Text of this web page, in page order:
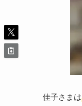
佳子さまは